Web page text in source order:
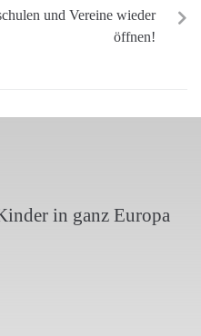
und Vereine wieder
öffnen!
in ganz Europa